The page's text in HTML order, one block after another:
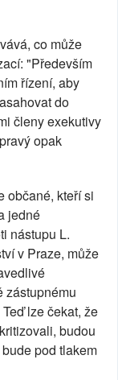
co může
"Především
řízení, aby
do
členy exekutivy
opak
občané, kteří si
jedné
nástupu L.
v Praze, může
zástupnému
lze čekat, že
budou
pod tlakem